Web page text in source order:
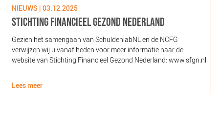
NIEUWS | 03.12.2025
STICHTING FINANCIEEL GEZOND NEDERLAND
Gezien het samengaan van SchuldenlabNL en de NCFG
verwijzen wij u vanaf heden voor meer informatie naar de
website van Stichting Financieel Gezond Nederland: www.sfgn.nl
Lees meer